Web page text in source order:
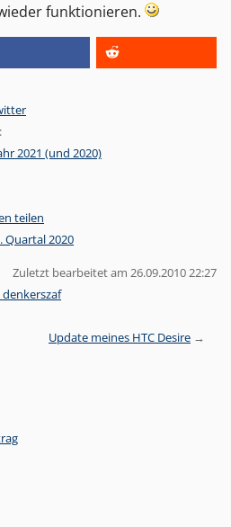
funktionieren.
2021 (und 2020)
teilen
Quartal 2020
Zuletzt bearbeitet am 26.09.2010 22:27
Update meines HTC Desire